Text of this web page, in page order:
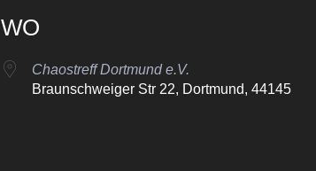
WO
Chaostreff Dortmund e.V.
Braunschweiger Str 22, Dortmund, 44145